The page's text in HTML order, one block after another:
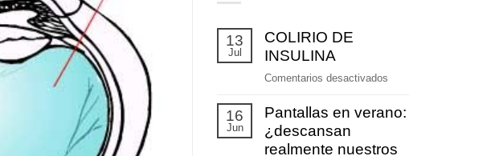
13
Jul
COLIRIO DE
INSULINA
Comentarios desactivados
DE
16
Jun
Pantallas en verano:
¿descansan
realmente nuestros